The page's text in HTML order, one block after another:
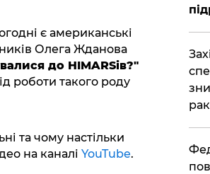
є американські
Олега Жданова
до HIMARSів?"
роботи такого роду
та чому настільки
на каналі YouTube.